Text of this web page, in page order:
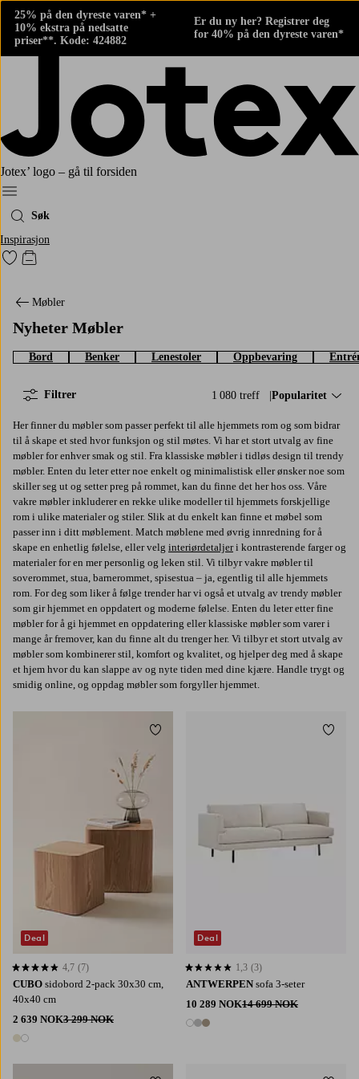
25% på den dyreste varen* +
10% ekstra på nedsatte
priser**. Kode: 424882
Er du ny her? Registrer deg
for 40% på den dyreste varen*
Jotex’ logo – gå til forsiden
Meny
Søk
Inspirasjon
Gå til favorittmerkede produkter
Gå til handlekurven
Møbler
Nyheter Møbler
Bord Benker Lenestoler Oppbevaring
1 080 treff Sorter på:
Popularitet
Filtrer
Her finner du møbler som passer perfekt til alle hjemmets rom og som bidrar
til å skape et sted hvor funksjon og stil møtes. Vi har et stort utvalg av fine
møbler for enhver smak og stil. Fra klassiske møbler i tidløs design til trendy
møbler. Enten du leter etter noe enkelt og minimalistisk eller ønsker noe som
skiller seg ut og setter preg på rommet, kan du finne det her hos oss. Våre
vakre møbler inkluderer en rekke ulike modeller til hjemmets forskjellige
rom i ulike materialer og stiler. Slik at du enkelt kan finne et møbel som
passer inn i ditt møblement. Match møblene med øvrig innredning for å
skape en enhetlig følelse, eller velg interiørdetaljeri kontrasterende farger og
materialer for en mer personlig og leken stil. Vi tilbyr vakre møbler til
soverommet, stua, barnerommet, spisestua – ja, egentlig til alle hjemmets
rom. For deg som liker å følge trender har vi også et utvalg av trendy møbler
som gir hjemmet en oppdatert og moderne følelse. Enten du leter etter fine
møbler for å gi hjemmet en oppdatering eller klassiske møbler som varer i
mange år fremover, kan du finne alt du trenger her. Vi tilbyr et stort utvalg av
møbler som kombinerer stil, komfort og kvalitet, og hjelper deg med å skape
et hjem hvor du kan slappe av og nyte tiden med dine kjære. Handle trygt og
smidig online, og oppdag møbler som forgyller hjemmet.
CUBO sidobord 2-pack 30x30 cm,
40x40 cm
2 639 NOK3 299 NOK
2 farger
4,7 basert på 7 karaktergivninger
4,7 (7)
Deal
Legg til favoritter
ANTWERPEN sofa 3-seter
10 289 NOK14 699 NOK
3 farger
1,3 basert på 3 karaktergivninger
1,3 (3)
Deal
Legg